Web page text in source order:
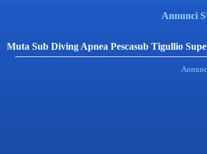
Annunci
Muta Sub Diving Apnea Pescasub Tigullio